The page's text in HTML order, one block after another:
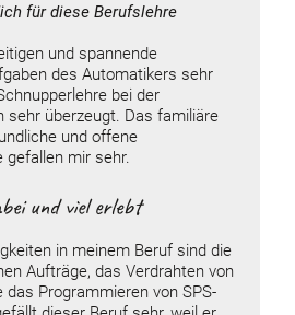
für diese Berufslehre
und spannende
des Automatikers sehr
bei der
sehr überzeugt. Das familiäre
und offene
mir sehr.
und viel erlebt
in meinem Beruf sind die
Aufträge, das Verdrahten von
das Programmieren von SPS-